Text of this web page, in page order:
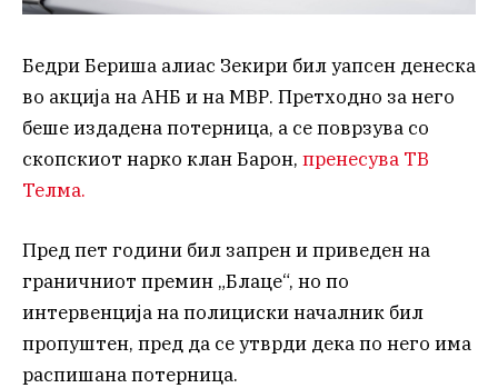
Бедри Бериша алиас Зекири бил уапсен денеска
во акција на АНБ и на МВР. Претходно за него
беше издадена потерница, а се поврзува со
скопскиот нарко клан Барон, пренесува ТВ
Телма.
Пред пет години бил запрен и приведен на
граничниот премин „Блаце“, но по
интервенција на полициски началник бил
пропуштен, пред да се утврди дека по него има
распишана потерница.